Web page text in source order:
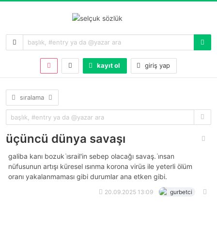
kayıt ol giriş yap
sıralama
üçüncü dünya savaşı
galiba kanı bozuk i̇srail'in sebep olacağı savaş. i̇nsan
nüfusunun artışı küresel ısınma korona virüs ile yeterli ölüm
oranı yakalanmaması gibi durumlar ana etken gibi.
20.09.2025 13:09 gurbetci